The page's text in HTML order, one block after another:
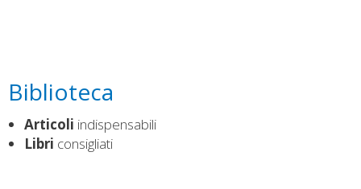
Biblioteca
Articoli indispensabili
Libri consigliati